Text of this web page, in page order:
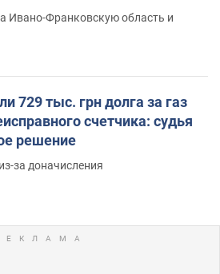
Ивано-Франковскую область и
729 тыс. грн долга за газ
счетчика: судья
решение
за доначисления